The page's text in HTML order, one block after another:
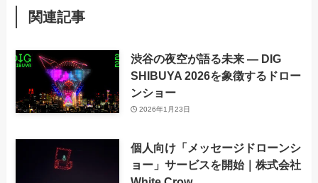
関連記事
渋谷の夜空が語る未来 ― DIG
SHIBUYA 2026を象徴するドロー
ンショー
2026年1月23日
個人向け「メッセージドローンシ
ョー」サービスを開始｜株式会社